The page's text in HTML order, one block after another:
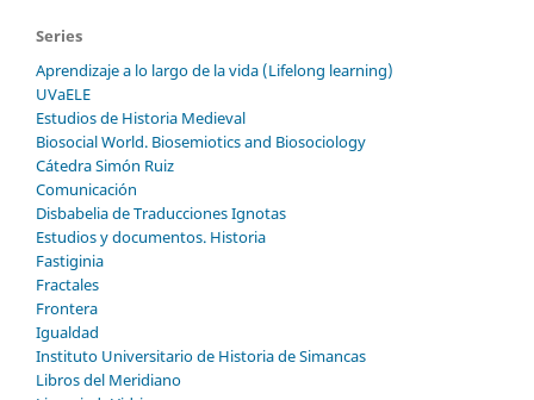
Series
Aprendizaje a lo largo de la vida (Lifelong learning)
UVaELE
Estudios de Historia Medieval
Biosocial World. Biosemiotics and Biosociology
Cátedra Simón Ruiz
Comunicación
Disbabelia de Traducciones Ignotas
Estudios y documentos. Historia
Fastiginia
Fractales
Frontera
Igualdad
Instituto Universitario de Historia de Simancas
Libros del Meridiano